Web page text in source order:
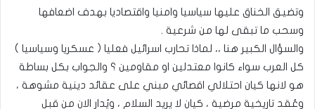
وتضيق الخناق عليها سياسيا وامنيا واقتصاديا بهدف اضعافها
وسحب ما تبقى لها من شرعية .
والسؤال الكبير هنا ،، لماذا تحارب اسرائيل فعليا ( عسكريا وسياسيا )
كل العرب سواء كانوا معتدلين او مقاومين ؟ والجواب بكل بساطة
هو لانها كيان احتلالي اقصائي مبني على عقائد دينية مشوهة ،
وعُقد تاريخية مرضية ، كيان لا يريد السلام ، ويُدار الان من قبل